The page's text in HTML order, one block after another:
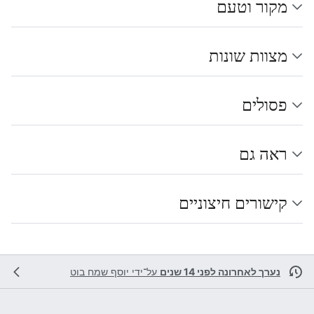
מקור וטעם
מצוות שונות
פסולים
ראה גם
קישורים חיצוניים
נערך לאחרונה לפני 14 שנים על־ידי יוסף שמח בוט